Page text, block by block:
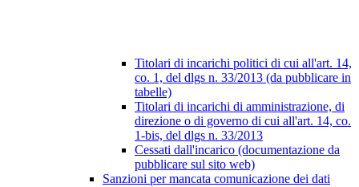
Titolari di incarichi politici di cui all'art. 14,
co. 1, del dlgs n. 33/2013 (da pubblicare in
tabelle)
Titolari di incarichi di amministrazione, di
direzione o di governo di cui all'art. 14, co.
1-bis, del dlgs n. 33/2013
Cessati dall'incarico (documentazione da
pubblicare sul sito web)
Sanzioni per mancata comunicazione dei dati